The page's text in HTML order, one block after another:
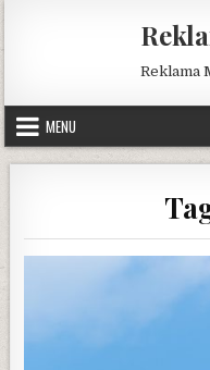
content
Reklama
MENU